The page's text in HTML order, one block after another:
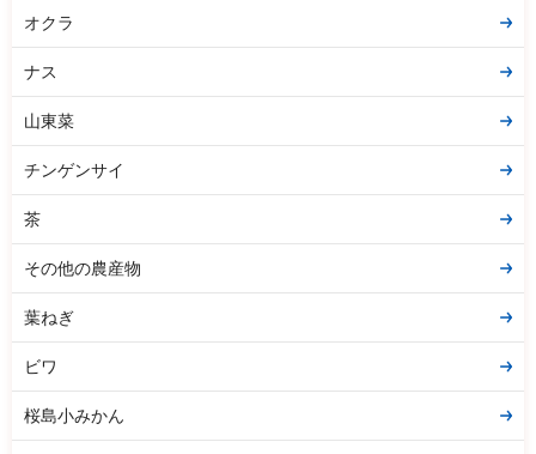
オクラ
ナス
山東菜
チンゲンサイ
茶
その他の農産物
葉ねぎ
ビワ
桜島小みかん